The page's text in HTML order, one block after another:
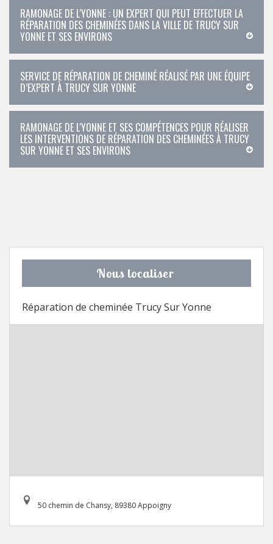
RAMONAGE DE L'YONNE : UN EXPERT QUI PEUT EFFECTUER LA
RÉPARATION DES CHEMINÉES DANS LA VILLE DE TRUCY SUR
YONNE ET SES ENVIRONS
SERVICE DE RÉPARATION DE CHEMINÉ RÉALISÉ PAR UNE ÉQUIPE
D’EXPERT À TRUCY SUR YONNE
RAMONAGE DE L'YONNE ET SES COMPÉTENCES POUR RÉALISER
LES INTERVENTIONS DE RÉPARATION DES CHEMINÉES À TRUCY
SUR YONNE ET SES ENVIRONS
Nous localiser
Réparation de cheminée Trucy Sur Yonne
50 chemin de Chansy, 89380 Appoigny